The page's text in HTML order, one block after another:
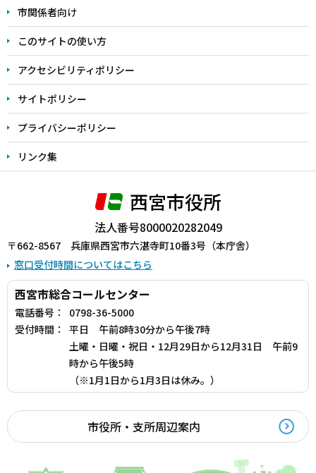
こ
ま
市関係者向け
このサイトの使い方
アクセシビリティポリシー
サイトポリシー
プライバシーポリシー
リンク集
西宮市役所
法人番号8000020282049
〒662-8567 兵庫県西宮市六湛寺町10番3号（本庁舎）
窓口受付時間についてはこちら
西宮市総合コールセンター
電話番号：
0798-36-5000
受付時間：
平日 午前8時30分から午後7時
土曜・日曜・祝日・12月29日から12月31日 午前9
時から午後5時
（※1月1日から1月3日は休み。）
市役所・支所周辺案内